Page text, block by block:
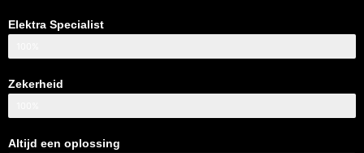
Elektra Specialist
Zekerheid
Altijd een oplossing